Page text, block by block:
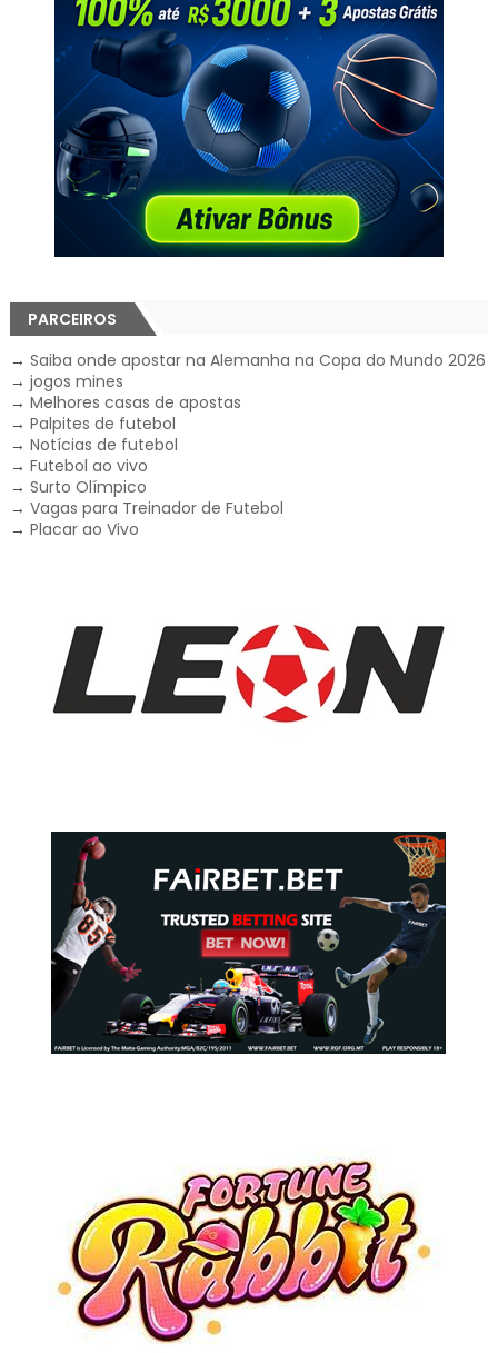
PARCEIROS
→ Saiba onde apostar na Alemanha na Copa do Mundo 2026
→ jogos mines
→ Melhores casas de apostas
→ Palpites de futebol
→ Notícias de futebol
→ Futebol ao vivo
→ Surto Olímpico
→ Vagas para Treinador de Futebol
→ Placar ao Vivo